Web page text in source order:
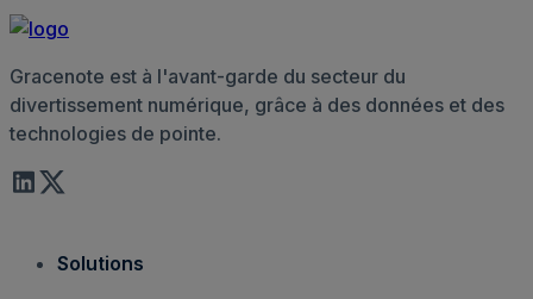
Gracenote est à l'avant-garde du secteur du
divertissement numérique, grâce à des données et des
technologies de pointe.
Solutions